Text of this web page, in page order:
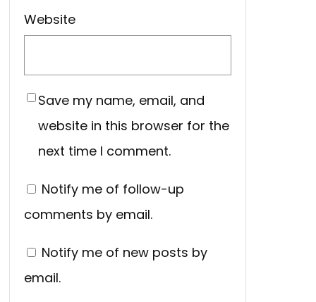
Website
Save my name, email, and
website in this browser for the
next time I comment.
Notify me of follow-up
comments by email.
Notify me of new posts by
email.